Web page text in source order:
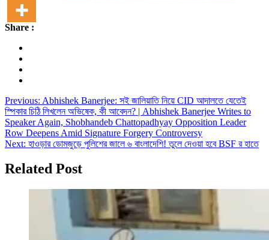
Share :
Post
navigation
Previous: Abhishek Banerjee: সই জালিয়াতি নিয়ে CID আদালতে যেতেই
স্পিকার চিঠি লিখলেন অভিষেক, কী আবেদন? | Abhishek Banerjee Writes to
Speaker Again, Shobhandeb Chattopadhyay Opposition Leader
Row Deepens Amid Signature Forgery Controversy
Next: হাওড়ার ডোমজুড়ে পুলিশের জালে ৬ বাংলাদেশি! তুলে দেওয়া হবে BSF র হাতে
Related Post